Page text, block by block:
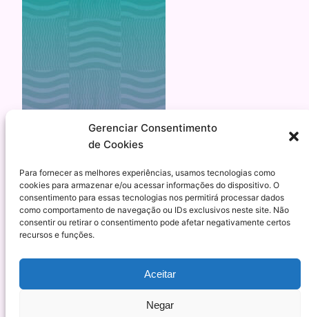
Gerenciar Consentimento
de Cookies
Para fornecer as melhores experiências, usamos tecnologias como
cookies para armazenar e/ou acessar informações do dispositivo. O
consentimento para essas tecnologias nos permitirá processar dados
como comportamento de navegação ou IDs exclusivos neste site. Não
consentir ou retirar o consentimento pode afetar negativamente certos
recursos e funções.
Aceitar
Negar